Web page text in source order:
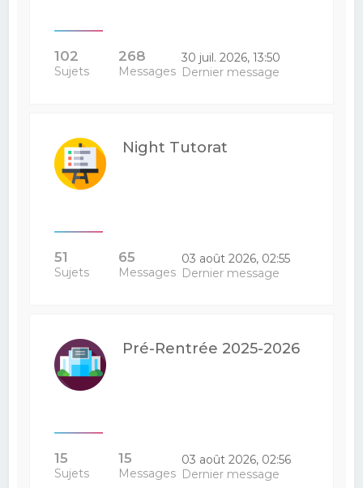
102
Sujets
268
Messages
30 juil. 2026, 13:50
Dernier message
Night Tutorat
51
Sujets
65
Messages
03 août 2026, 02:55
Dernier message
Pré-Rentrée 2025-2026
15
Sujets
15
Messages
03 août 2026, 02:56
Dernier message